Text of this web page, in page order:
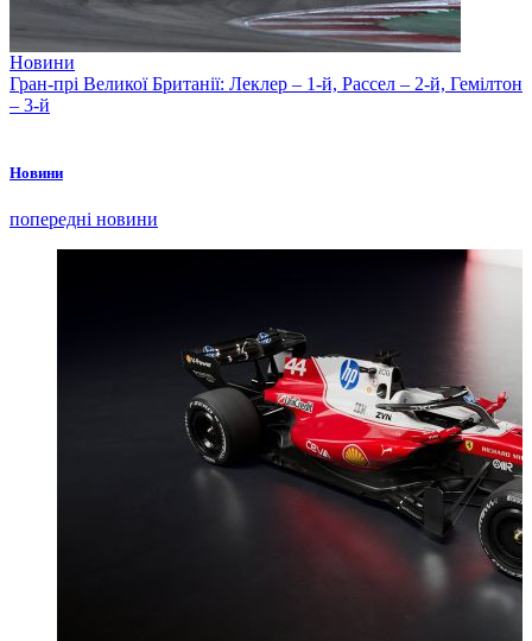
Новини
Гран-прі Великої Британії: Леклер – 1-й, Рассел – 2-й, Гемілтон
– 3-й
Новини
попередні новини